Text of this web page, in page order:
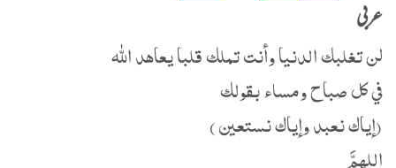
عربی
لن تغلبك الدنيا وأنت تملك قلبا يعاهد الله
في كل صباح ومساء بقولك
(إياك نعبد وإياك نستعين )
اللهمَّ